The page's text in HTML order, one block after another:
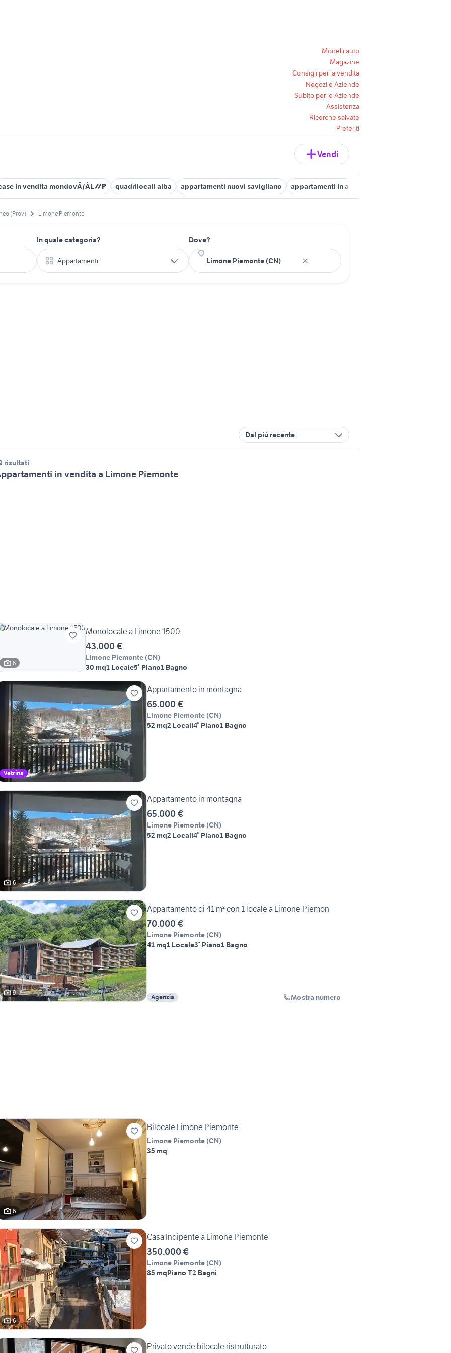
Modelli auto
Magazine
Consigli per la vendita
Negozi e Aziende
Subito per le Aziende
Assistenza
Ricerche salvate
Preferiti
Vendi
in vendita mondovÃƒÂ¬ quadrilocali alba appartamenti nuovi savigliano appartamenti in affitto sanfront
(Prov) Limone Piemonte
In quale categoria?
Appartamenti
Dove?
Dal più recente
risultati
in vendita a Limone Piemonte
6
Monolocale a Limone 1500
43.000 €
Limone Piemonte (CN)
30 mq1 Locale5° Piano1 Bagno
Vetrina
Appartamento in montagna
65.000 €
Limone Piemonte (CN)
52 mq2 Locali4° Piano1 Bagno
6
Appartamento in montagna
65.000 €
Limone Piemonte (CN)
52 mq2 Locali4° Piano1 Bagno
9
Appartamento di 41 m² con 1 locale a Limone Piemon
70.000 €
Limone Piemonte (CN)
41 mq1 Locale3° Piano1 Bagno
Agenzia Mostra numero
6
Bilocale Limone Piemonte
Limone Piemonte (CN)
35 mq
6
Casa Indipente a Limone Piemonte
350.000 €
Limone Piemonte (CN)
85 mqPiano T2 Bagni
Privato vende bilocale ristrutturato